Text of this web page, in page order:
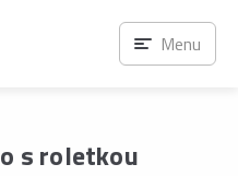
s roletkou
Menu